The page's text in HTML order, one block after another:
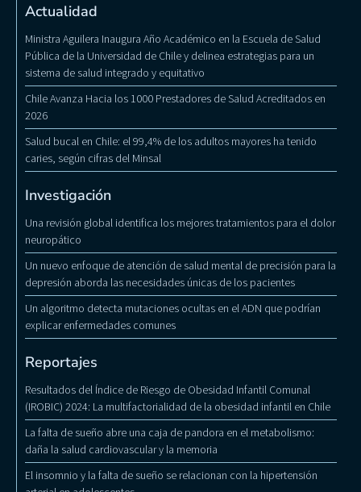
Actualidad
Ministra Aguilera Inaugura Año Académico en la Escuela de Salud
Pública de la Universidad de Chile y delinea estrategias para un
sistema de salud integrado y equitativo
Chile Avanza Hacia los 1000 Prestadores de Salud Acreditados en
2026
Salud bucal en Chile: el 99,4% de los adultos mayores ha tenido
caries, según cifras del Minsal
Investigación
Una revisión global identifica los mejores tratamientos para el dolor
neuropático
Un nuevo enfoque de atención de salud mental de precisión para la
depresión aborda las necesidades únicas de los pacientes
Un algoritmo detecta mutaciones ocultas en el ADN que podrían
explicar enfermedades comunes
Reportajes
Resultados del Índice de Riesgo de Obesidad Infantil Comunal
(IROBIC) 2024: La multifactorialidad de la obesidad infantil en Chile
La falta de sueño abre una caja de pandora en el metabolismo:
daña la salud cardiovascular y la memoria
El insomnio y la falta de sueño se relacionan con la hipertensión